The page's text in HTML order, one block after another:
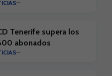
élite
Tenerife supera los
abonados